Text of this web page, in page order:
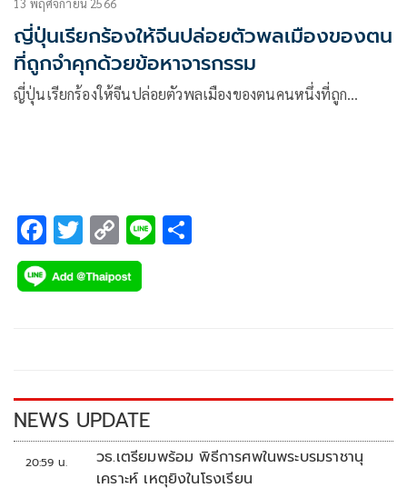
ญี่ปุ่นเรียกร้องให้จีนปล่อยตัวพลเมืองของตน
ที่ถูกจำคุกด้วยข้อหาจารกรรม
ญี่ปุ่นเรียกร้องให้จีนปล่อยตัวพลเมืองของตนคนหนึ่งที่ถูก…
F
ac
e
k
T
wi
tt
C
o
p
k
Li
NEWS UPDATE
20:59 น.
วธ.เตรียมพร้อม พิธีการศพในพระบรมราชานุ
เคราะห์ เหตุยิงในโรงเรียน